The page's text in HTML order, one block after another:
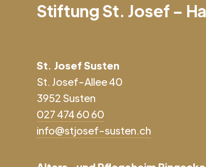
Stiftung St. Josef –
St. Josef Susten
St. Josef-Allee 40
3952 Susten
027 474 60 60
info@stjosef-susten.ch